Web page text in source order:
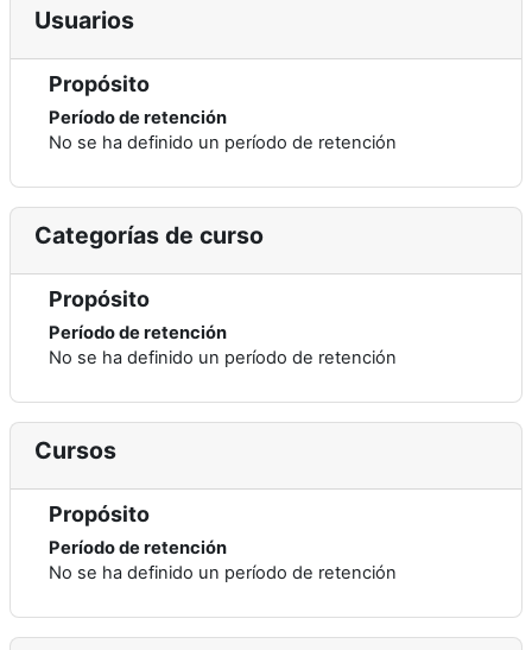
Usuarios
Propósito
Período de retención
No se ha definido un período de retención
Categorías de curso
Propósito
Período de retención
No se ha definido un período de retención
Cursos
Propósito
Período de retención
No se ha definido un período de retención